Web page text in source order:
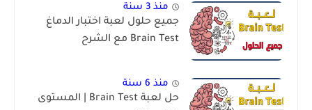
منذ 3 سنة
جميع حلول لعبة اختبار الدماغ
Brain Test مع الشرح
منذ 6 سنة
حل لعبة Brain Test | المستوى